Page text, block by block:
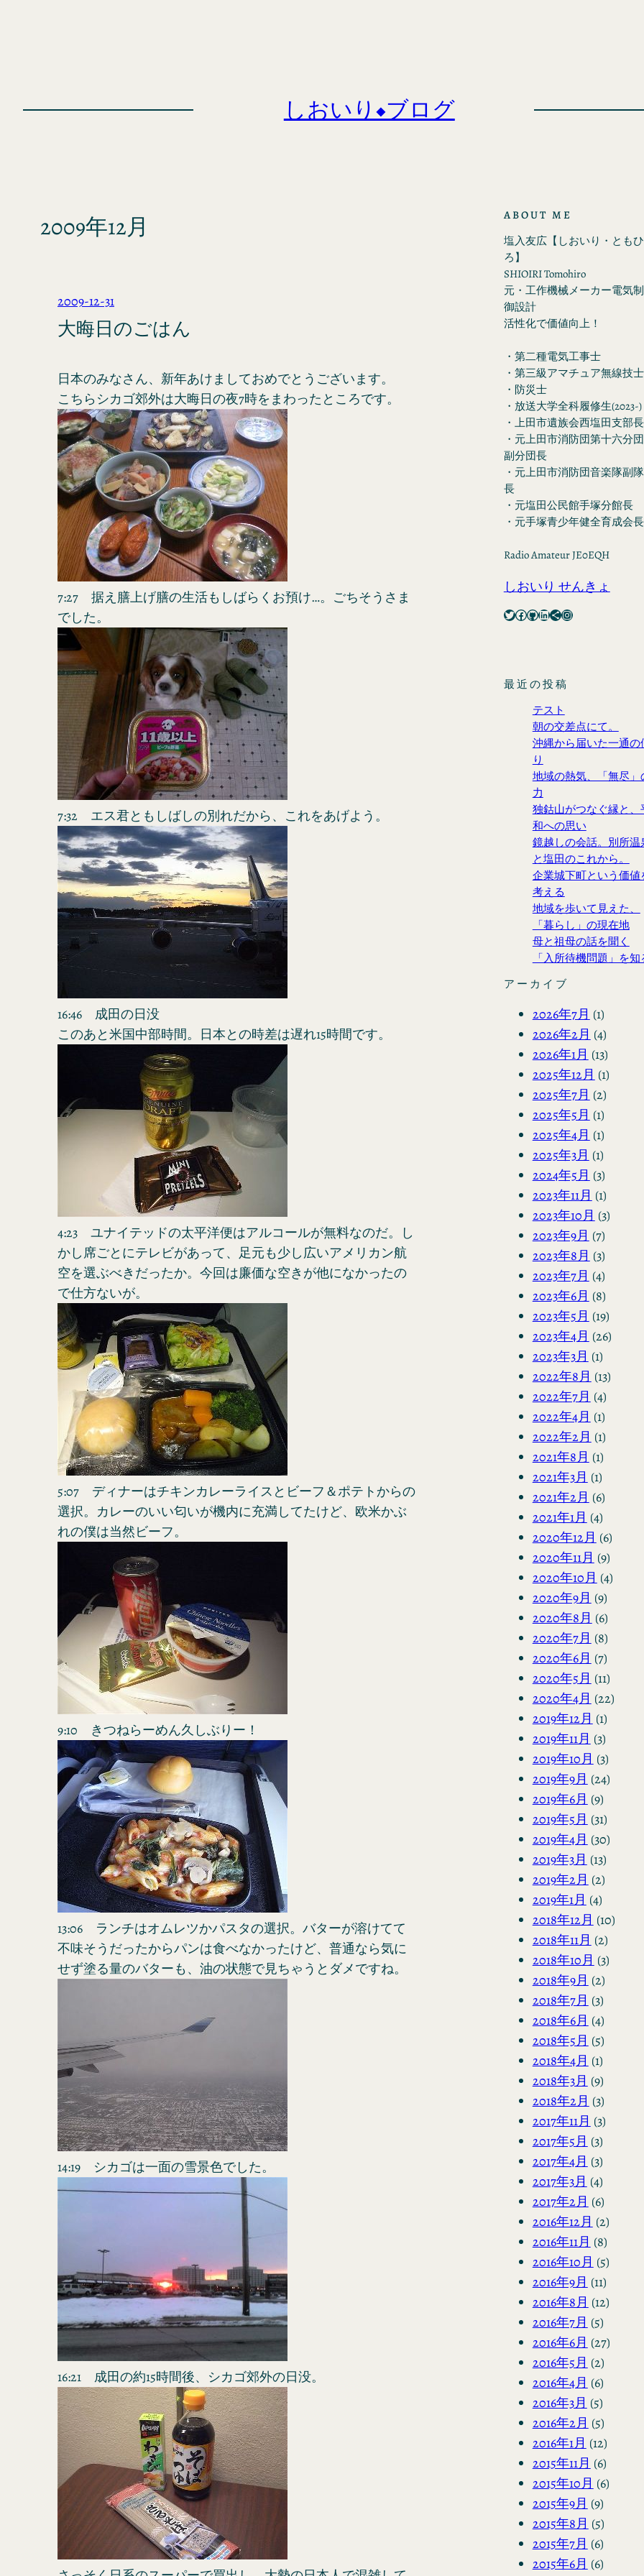
しおいり◆ブログ
2009年12月
2009-12-31
大晦日のごはん
日本のみなさん、新年あけましておめでとうございます。
こちらシカゴ郊外は大晦日の夜7時をまわったところです。
7:27 据え膳上げ膳の生活もしばらくお預け…。ごちそうさま
でした。
7:32 エス君ともしばしの別れだから、これをあげよう。
16:46 成田の日没
このあと米国中部時間。日本との時差は遅れ15時間です。
4:23 ユナイテッドの太平洋便はアルコールが無料なのだ。し
かし席ごとにテレビがあって、足元も少し広いアメリカン航
空を選ぶべきだったか。今回は廉価な空きが他になかったの
で仕方ないが。
5:07 ディナーはチキンカレーライスとビーフ＆ポテトからの
選択。カレーのいい匂いが機内に充満してたけど、欧米かぶ
れの僕は当然ビーフ。
9:10 きつねらーめん久しぶりー！
13:06 ランチはオムレツかパスタの選択。バターが溶けてて
不味そうだったからパンは食べなかったけど、普通なら気に
せず塗る量のバターも、油の状態で見ちゃうとダメですね。
14:19 シカゴは一面の雪景色でした。
16:21 成田の約15時間後、シカゴ郊外の日没。
ABOUT ME
塩入友広【しおいり・ともひ
ろ】
SHIOIRI Tomohiro
元・工作機械メーカー電気制
御設計
活性化で価値向上！
・第二種電気工事士
・第三級アマチュア無線技士
・防災士
・放送大学全科履修生(2023-)
・上田市遺族会西塩田支部長
・元上田市消防団第十六分団
副分団長
・元上田市消防団音楽隊副隊
長
・元塩田公民館手塚分館長
・元手塚青少年健全育成会長
Radio Amateur JE0EQH
しおいり せんきょ
Twitter Facebook GitHub LinkedIn Share Icon Instagram
最近の投稿
テスト
朝の交差点にて。
沖縄から届いた一通の
り
地域の熱気、「無尽」
力
独鈷山がつなぐ縁と、
和への思い
鏡越しの会話。別所温
と塩田のこれから。
企業城下町という価値
考える
地域を歩いて見えた、
「暮らし」の現在地
母と祖母の話を聞く
「入所待機問題」を知
アーカイブ
2026年7月 (1)
2026年2月 (4)
2026年1月 (13)
2025年12月 (1)
2025年7月 (2)
2025年5月 (1)
2025年4月 (1)
2025年3月 (1)
2024年5月 (3)
2023年11月 (1)
2023年10月 (3)
2023年9月 (7)
2023年8月 (3)
2023年7月 (4)
2023年6月 (8)
2023年5月 (19)
2023年4月 (26)
2023年3月 (1)
2022年8月 (13)
2022年7月 (4)
2022年4月 (1)
2022年2月 (1)
2021年8月 (1)
2021年3月 (1)
2021年2月 (6)
2021年1月 (4)
2020年12月 (6)
2020年11月 (9)
2020年10月 (4)
2020年9月 (9)
2020年8月 (6)
2020年7月 (8)
2020年6月 (7)
2020年5月 (11)
2020年4月 (22)
2019年12月 (1)
2019年11月 (3)
2019年10月 (3)
2019年9月 (24)
2019年6月 (9)
2019年5月 (31)
2019年4月 (30)
2019年3月 (13)
2019年2月 (2)
2019年1月 (4)
2018年12月 (10)
2018年11月 (2)
2018年10月 (3)
2018年9月 (2)
2018年7月 (3)
2018年6月 (4)
2018年5月 (5)
2018年4月 (1)
2018年3月 (9)
2018年2月 (3)
2017年11月 (3)
2017年5月 (3)
2017年4月 (3)
2017年3月 (4)
2017年2月 (6)
2016年12月 (2)
2016年11月 (8)
2016年10月 (5)
2016年9月 (11)
2016年8月 (12)
2016年7月 (5)
2016年6月 (27)
2016年5月 (2)
2016年4月 (6)
2016年3月 (5)
2016年2月 (5)
2016年1月 (12)
2015年11月 (6)
2015年10月 (6)
2015年9月 (9)
2015年8月 (5)
2015年7月 (6)
2015年6月 (6)